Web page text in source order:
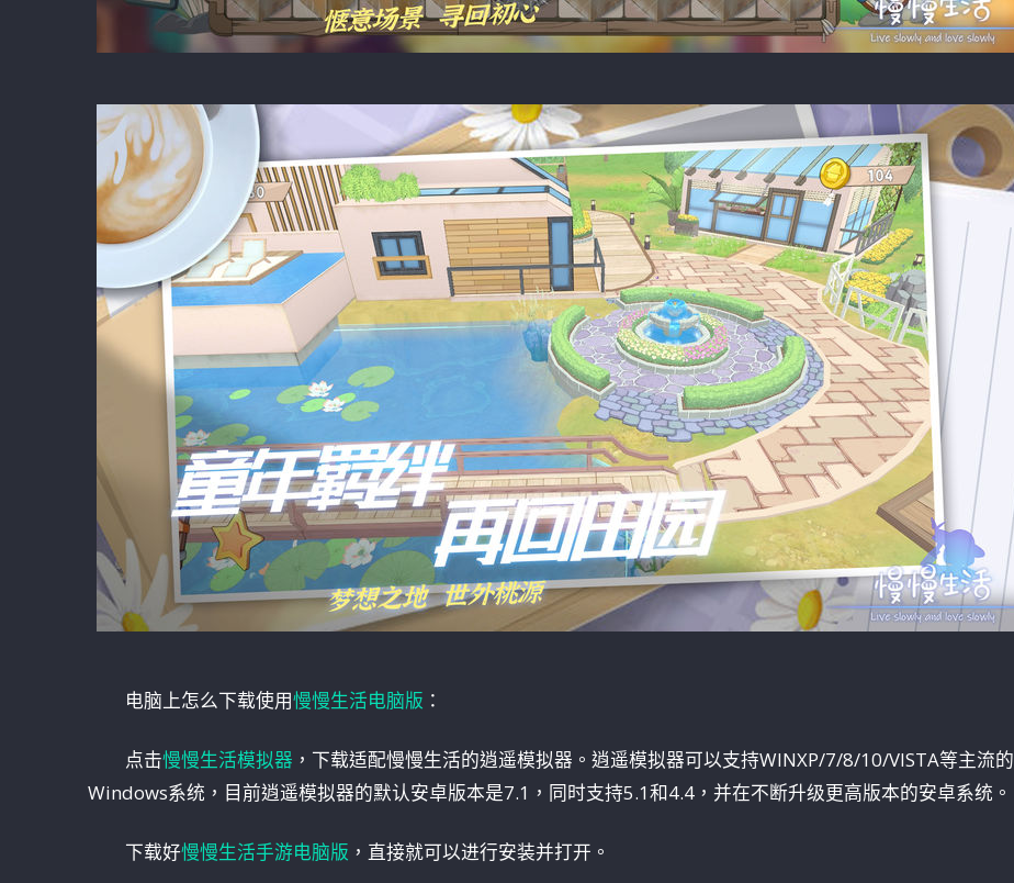
电脑上怎么下载使用慢慢生活电脑版 ：
点击慢慢生活模拟器 ，下载适配慢慢生活的逍遥模拟器。逍遥模拟器可以支持WINXP/7/8/10/VISTA等主流的
Windows系统，目前逍遥模拟器的默认安卓版本是7.1，同时支持5.1和4.4，并在不断升级更高版本的安卓系统。
下载好慢慢生活手游电脑版 ，直接就可以进行安装并打开。